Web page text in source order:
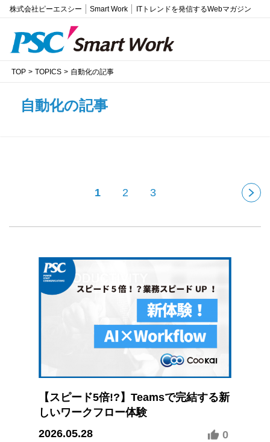
株式会社ピーエスシー Smart Work ITトレンドを発信するWebマガジン
TOP TOPICS 自動化の記事
自動化の記事
1 2 3
【スピード5倍!?】Teamsで完結する新
しいワークフロー体験
2026.05.28
0